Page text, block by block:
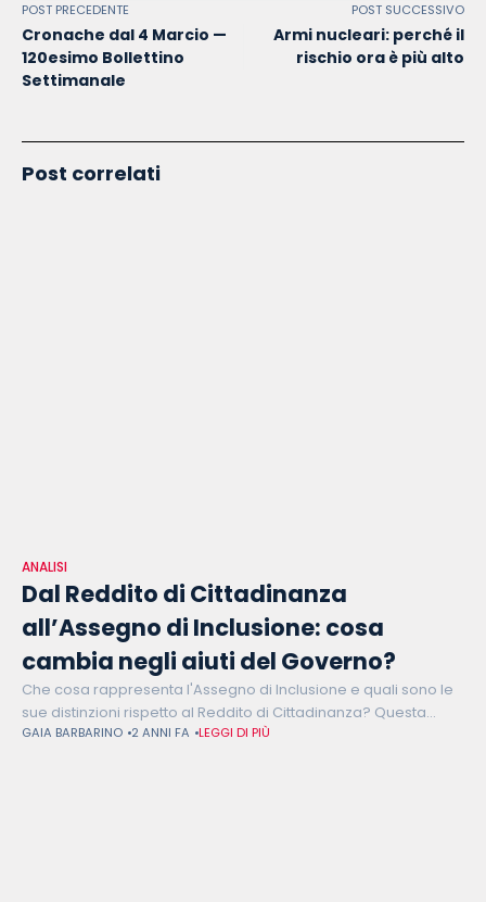
POST PRECEDENTE
Cronache dal 4 Marcio —
120esimo Bollettino
Settimanale
POST SUCCESSIVO
Armi nucleari: perché il
rischio ora è più alto
Post correlati
ANALISI
Dal Reddito di Cittadinanza
all’Assegno di Inclusione: cosa
cambia negli aiuti del Governo?
Che cosa rappresenta l'Assegno di Inclusione e quali sono le
sue distinzioni rispetto al Reddito di Cittadinanza? Questa
nuova forma di sostegno sociale, introdotta con obiettivi
GAIA BARBARINO 2 ANNI FA LEGGI DI PIÙ